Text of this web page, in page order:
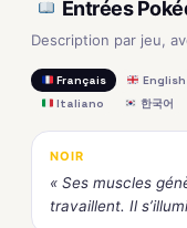
Entrées
Description par jeu,
Français English
Italiano
한국어
NOIR
« Ses muscles
travaillent. Il